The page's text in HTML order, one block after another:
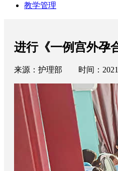
教学管理
进行《一例宫外孕
来源：护理部 时间：2021-